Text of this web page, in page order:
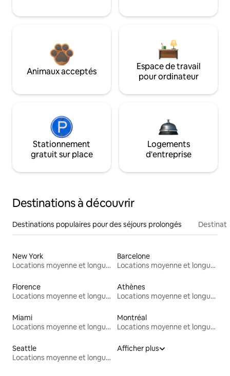
Animaux acceptés
Espace de travail
pour ordinateur
Stationnement
gratuit sur place
Logements
d'entreprise
Destinations à découvrir
Destinations populaires pour des séjours prolongés
New York
Locations moyenne et longue durée
Barcelone
Locations moyenne et longue durée
Florence
Locations moyenne et longue durée
Athènes
Locations moyenne et longue durée
Miami
Locations moyenne et longue durée
Montréal
Locations moyenne et longue durée
Seattle
Locations moyenne et longue durée
Afficher plus